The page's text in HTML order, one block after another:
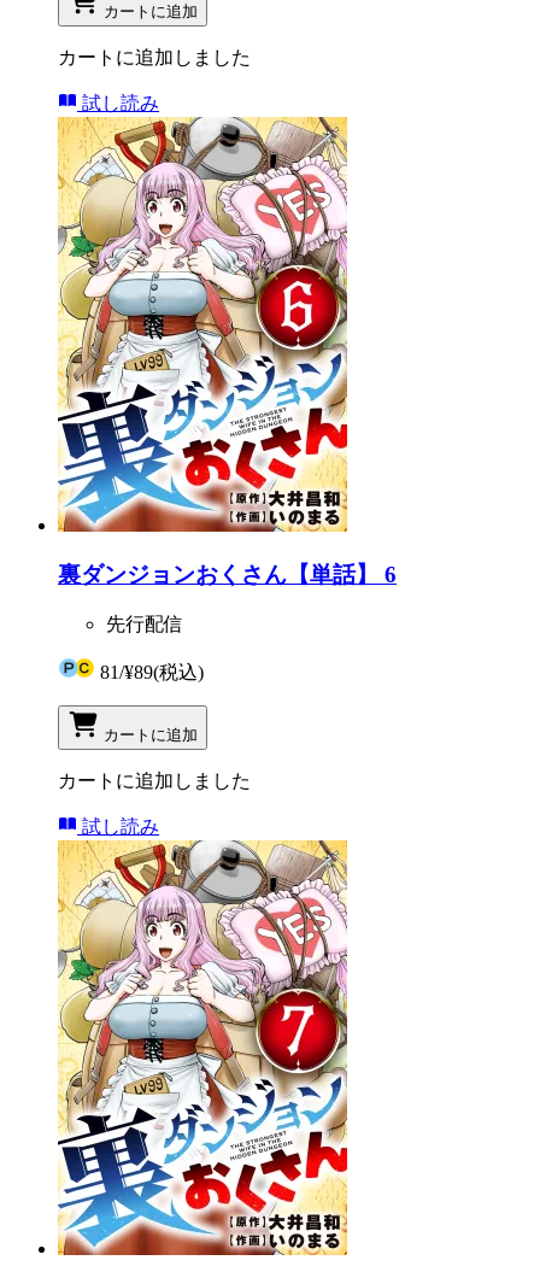
カートに追加
カートに追加しました
試し読み
裏ダンジョンおくさん【単話】 6
先行配信
81/¥89(税込)
カートに追加
カートに追加しました
試し読み